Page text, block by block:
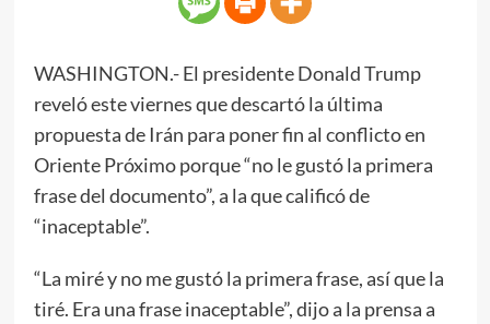
WASHINGTON.- El presidente Donald Trump
reveló este viernes que descartó la última
propuesta de Irán para poner fin al conflicto en
Oriente Próximo porque “no le gustó la primera
frase del documento”, a la que calificó de
“inaceptable”.
“La miré y no me gustó la primera frase, así que la
tiré. Era una frase inaceptable”, dijo a la prensa a